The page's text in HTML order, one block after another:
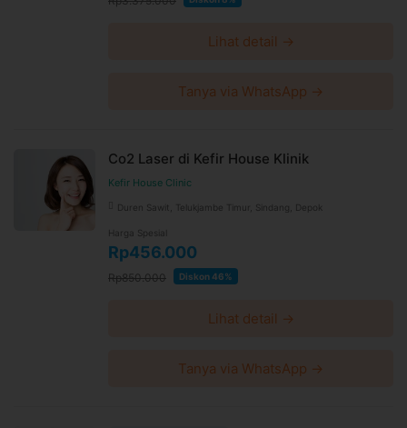
Lihat detail →
Tanya via WhatsApp →
Co2 Laser di Kefir House Klinik
Kefir House Clinic
Duren Sawit, Telukjambe Timur, Sindang, Depok
Harga Spesial
Rp456.000
Rp850.000 Diskon 46%
Lihat detail →
Tanya via WhatsApp →